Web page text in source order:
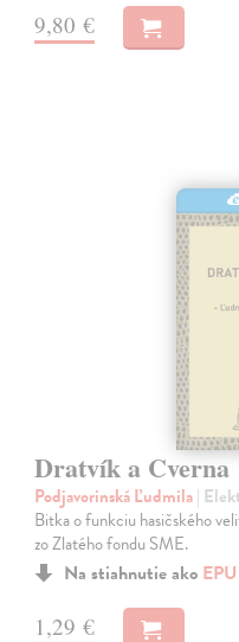
9,80 €
Dratvík a Cverna
Podjavorinská Ľudmila|
Bitka o funkciu hasičského
zo Zlatého fondu SME.
Na stiahnutie ako
1,29 €